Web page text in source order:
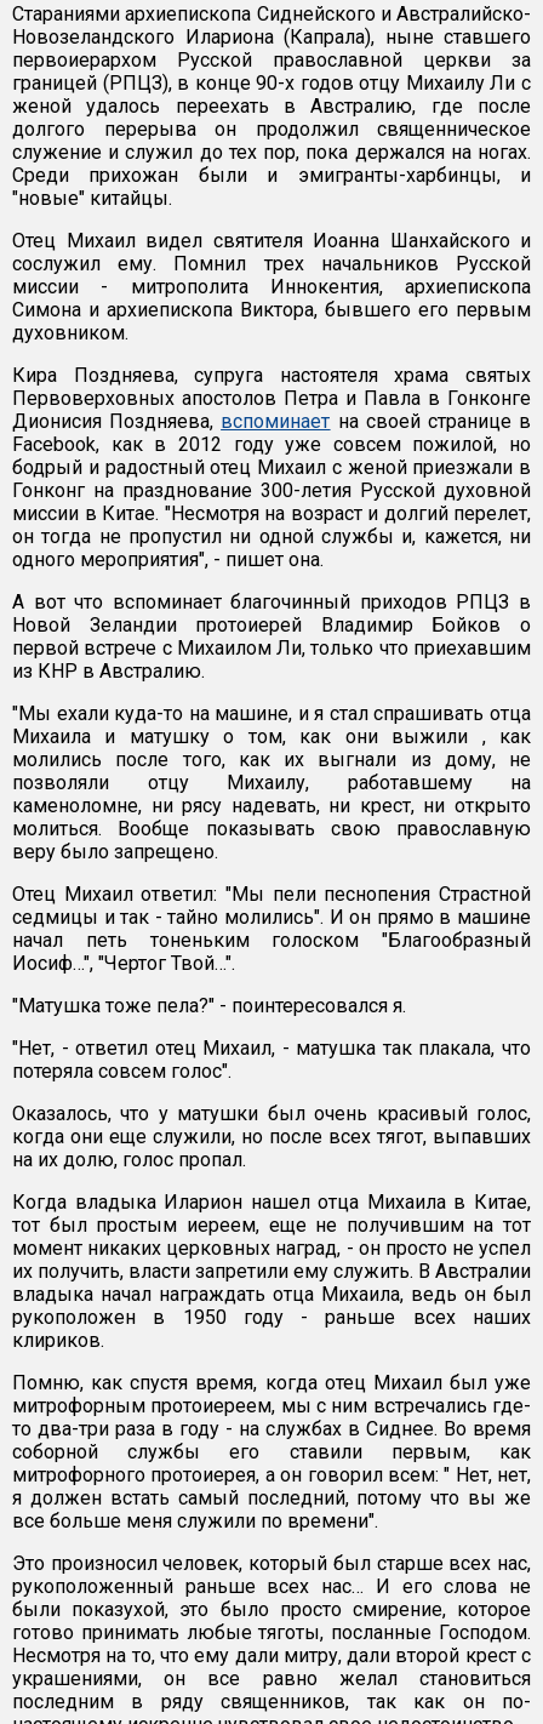
Стараниями архиепископа Сиднейского и Австралийско-
Новозеландского Илариона (Капрала), ныне ставшего
первоиерархом Русской православной церкви за
границей (РПЦЗ), в конце 90-х годов отцу Михаилу Ли с
женой удалось переехать в Австралию, где после
долгого перерыва он продолжил священническое
служение и служил до тех пор, пока держался на ногах.
Среди прихожан были и эмигранты-харбинцы, и
"новые" китайцы.
Отец Михаил видел святителя Иоанна Шанхайского и
сослужил ему. Помнил трех начальников Русской
миссии - митрополита Иннокентия, архиепископа
Симона и архиепископа Виктора, бывшего его первым
духовником.
Кира Поздняева, супруга настоятеля храма святых
Первоверховных апостолов Петра и Павла в Гонконге
Дионисия Поздняева, вспоминает на своей странице в
Facebook, как в 2012 году уже совсем пожилой, но
бодрый и радостный отец Михаил с женой приезжали в
Гонконг на празднование 300-летия Русской духовной
миссии в Китае. "Несмотря на возраст и долгий перелет,
он тогда не пропустил ни одной службы и, кажется, ни
одного мероприятия", - пишет она.
А вот что вспоминает благочинный приходов РПЦЗ в
Новой Зеландии протоиерей Владимир Бойков о
первой встрече с Михаилом Ли, только что приехавшим
из КНР в Австралию.
"Мы ехали куда-то на машине, и я стал спрашивать отца
Михаила и матушку о том, как они выжили , как
молились после того, как их выгнали из дому, не
позволяли отцу Михаилу, работавшему на
каменоломне, ни рясу надевать, ни крест, ни открыто
молиться. Вообще показывать свою православную
веру было запрещено.
Отец Михаил ответил: "Мы пели песнопения Страстной
седмицы и так - тайно молились". И он прямо в машине
начал петь тоненьким голоском "Благообразный
Иосиф…", "Чертог Твой…".
"Матушка тоже пела?" - поинтересовался я.
"Нет, - ответил отец Михаил, - матушка так плакала, что
потеряла совсем голос".
Оказалось, что у матушки был очень красивый голос,
когда они еще служили, но после всех тягот, выпавших
на их долю, голос пропал.
Когда владыка Иларион нашел отца Михаила в Китае,
тот был простым иереем, еще не получившим на тот
момент никаких церковных наград, - он просто не успел
их получить, власти запретили ему служить. В Австралии
владыка начал награждать отца Михаила, ведь он был
рукоположен в 1950 году - раньше всех наших
клириков.
Помню, как спустя время, когда отец Михаил был уже
митрофорным протоиереем, мы с ним встречались где-
то два-три раза в году - на службах в Сиднее. Во время
соборной службы его ставили первым, как
митрофорного протоиерея, а он говорил всем: " Нет, нет,
я должен встать самый последний, потому что вы же
все больше меня служили по времени".
Это произносил человек, который был старше всех нас,
рукоположенный раньше всех нас… И его слова не
были показухой, это было просто смирение, которое
готово принимать любые тяготы, посланные Господом.
Несмотря на то, что ему дали митру, дали второй крест с
украшениями, он все равно желал становиться
последним в ряду священников, так как он по-